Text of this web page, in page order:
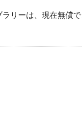
ラリーは、現在無償